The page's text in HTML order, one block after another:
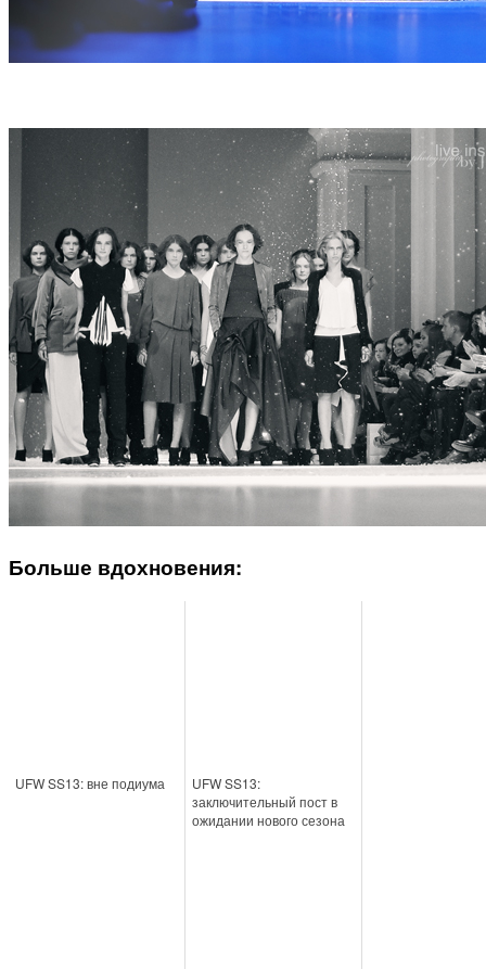
Больше вдохновения:
UFW SS13: вне подиума
UFW SS13:
заключительный пост в
ожидании нового сезона